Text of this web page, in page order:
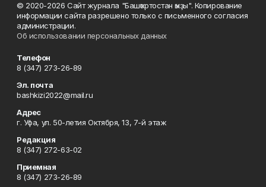
© 2020-2026 Сайт журнала "Башҡортостан ҡыҙы". Копирование
информации сайта разрешено только с письменного согласия
администрации.
Об использовании персональных данных
Телефон
8 (347) 273-26-89
Эл. почта
bashkizi2022@mail.ru
Адрес
г. Уфа, ул. 50-летия Октября, 13, 7-й этаж
Редакция
8 (347) 272-63-02
Приемная
8 (347) 273-26-89